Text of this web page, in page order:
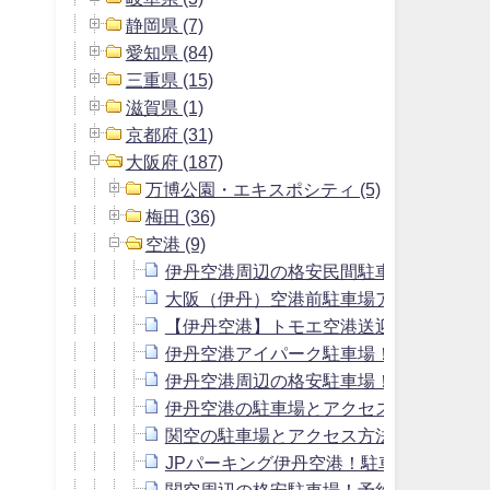
静岡県 (7)
愛知県 (84)
三重県 (15)
滋賀県 (1)
京都府 (31)
大阪府 (187)
万博公園・エキスポシティ (5)
梅田 (36)
空港 (9)
伊丹空港周辺の格安民間駐車場！送迎付
大阪（伊丹）空港前駐車場アサヒ！料金
【伊丹空港】トモエ空港送迎駐車場！
伊丹空港アイパーク駐車場！料金・口コ
伊丹空港周辺の格安駐車場！最大料金
伊丹空港の駐車場とアクセス方法！予約
関空の駐車場とアクセス方法！予約や料
JPパーキング伊丹空港！駐車場料金や予